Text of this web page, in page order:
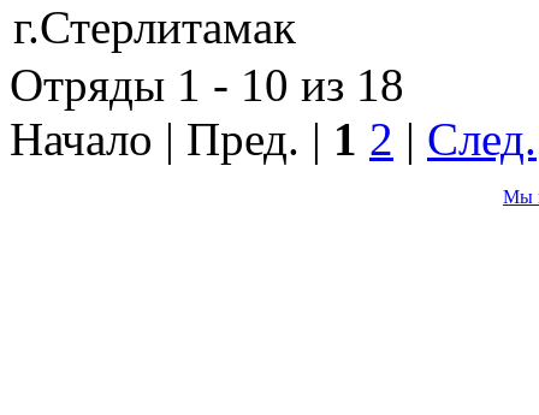
г.Стерлитамак
Отряды 1 - 10 из 18
Начало | Пред. | 1 2 | След.
Мы